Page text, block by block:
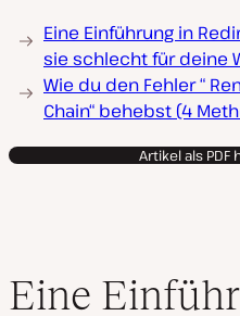
i
d
e
o
a
b
p
i
Eine Einführung in
sie schlecht für deine
Wie du den Fehler “
Chain“ behebst (4
Artikel als
Eine